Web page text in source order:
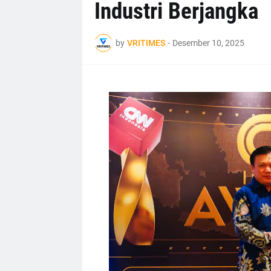
Industri Berjangka
by VRITIMES - Desember 10, 2025